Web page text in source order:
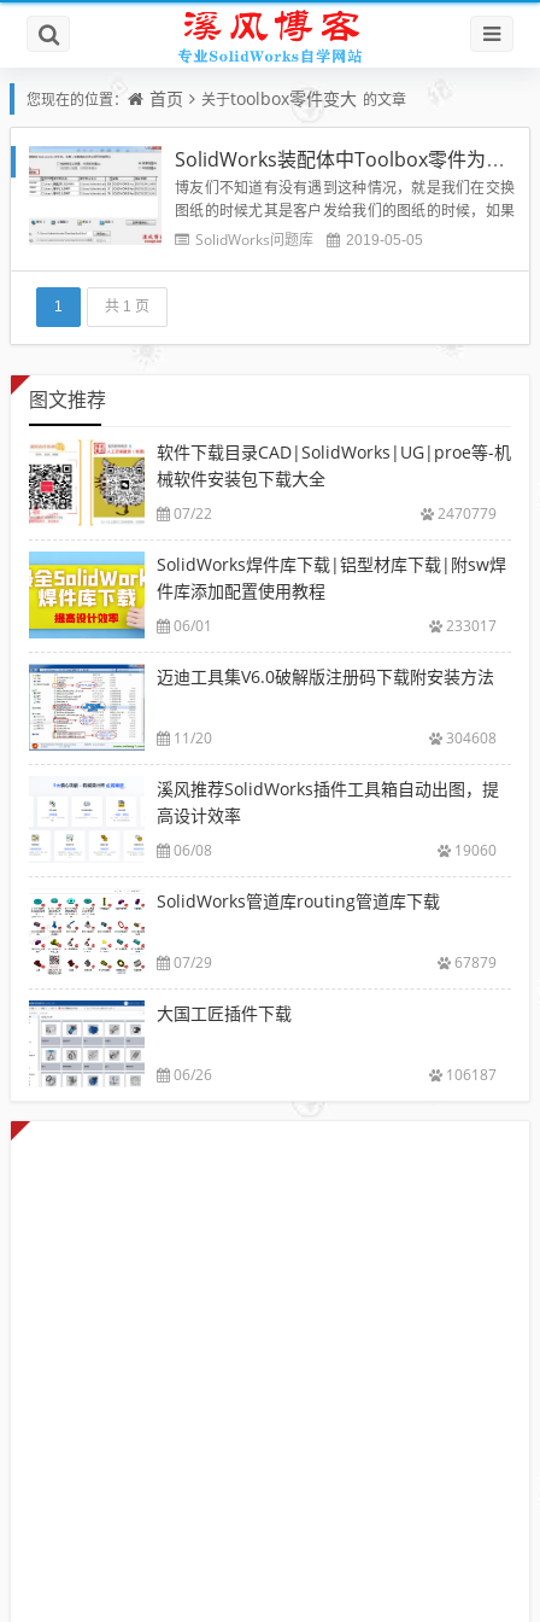
您现在的位置： 首页 关于toolbox零件变大 的文章
SolidWorks装配体中Toolbox零件为什么变大变小如何解决？
博友们不知道有没有遇到这种情况，就是我们在交换
图纸的时候尤其是客户发给我们的图纸的时候，如果
使用了toolbox插件生成了标准件模型零件插入到装配
SolidWorks问题库 2019-05-05
1 共 1 页
图文推荐
软件下载目录CAD|SolidWorks|UG|proe等-机
械软件安装包下载大全
07/22 2470779
SolidWorks焊件库下载|铝型材库下载|附sw焊
件库添加配置使用教程
06/01 233017
迈迪工具集V6.0破解版注册码下载附安装方法
11/20 304608
溪风推荐SolidWorks插件工具箱自动出图，提
高设计效率
06/08 19060
SolidWorks管道库routing管道库下载
07/29 67879
大国工匠插件下载
06/26 106187